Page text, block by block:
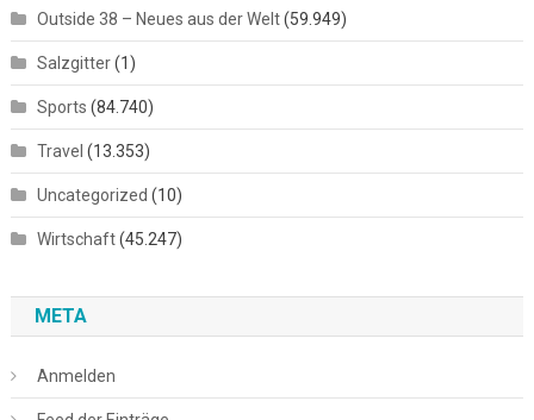
Outside 38 – Neues aus der Welt(59.949)
Salzgitter(1)
Sports (84.740)
Travel (13.353)
Uncategorized (10)
Wirtschaft(45.247)
META
Anmelden